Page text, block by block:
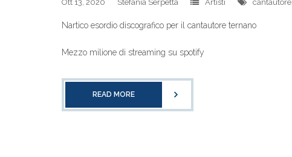
Ott 13, 2020 Stefania Serpetta Artisti cantautore
Nartico esordio discografico per il cantautore ternano
Mezzo milione di streaming su spotify
READ MORE